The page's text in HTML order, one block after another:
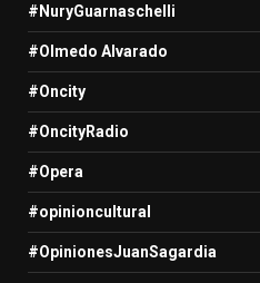
#NuryGuarnaschelli
#Olmedo Alvarado
#Oncity
#OncityRadio
#Opera
#opinioncultural
#OpinionesJuanSagardia